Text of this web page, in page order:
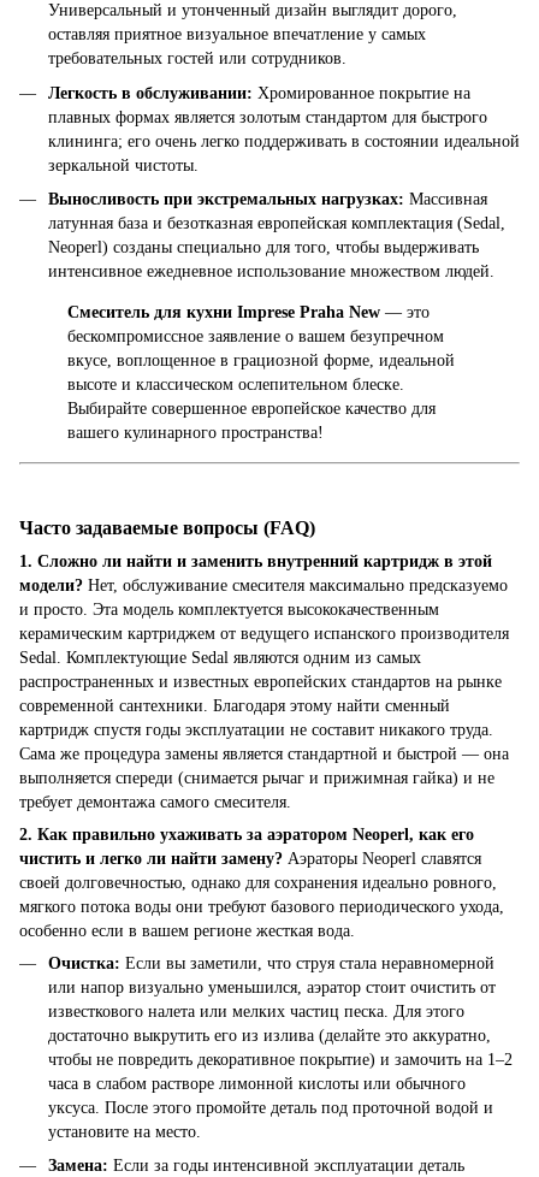
Универсальный и утонченный дизайн выглядит дорого,
оставляя приятное визуальное впечатление у самых
требовательных гостей или сотрудников.
Легкость в обслуживании: Хромированное покрытие на
плавных формах является золотым стандартом для быстрого
клининга; его очень легко поддерживать в состоянии идеальной
зеркальной чистоты.
Выносливость при экстремальных нагрузках: Массивная
латунная база и безотказная европейская комплектация (Sedal,
Neoperl) созданы специально для того, чтобы выдерживать
интенсивное ежедневное использование множеством людей.
Смеситель для кухни Imprese Praha New — это
бескомпромиссное заявление о вашем безупречном
вкусе, воплощенное в грациозной форме, идеальной
высоте и классическом ослепительном блеске.
Выбирайте совершенное европейское качество для
вашего кулинарного пространства!
Часто задаваемые вопросы (FAQ)
1. Сложно ли найти и заменить внутренний картридж в этой
модели? Нет, обслуживание смесителя максимально предсказуемо
и просто. Эта модель комплектуется высококачественным
керамическим картриджем от ведущего испанского производителя
Sedal. Комплектующие Sedal являются одним из самых
распространенных и известных европейских стандартов на рынке
современной сантехники. Благодаря этому найти сменный
картридж спустя годы эксплуатации не составит никакого труда.
Сама же процедура замены является стандартной и быстрой — она
выполняется спереди (снимается рычаг и прижимная гайка) и не
требует демонтажа самого смесителя.
2. Как правильно ухаживать за аэратором Neoperl, как его
чистить и легко ли найти замену? Аэраторы Neoperl славятся
своей долговечностью, однако для сохранения идеально ровного,
мягкого потока воды они требуют базового периодического ухода,
особенно если в вашем регионе жесткая вода.
Очистка: Если вы заметили, что струя стала неравномерной
или напор визуально уменьшился, аэратор стоит очистить от
известкового налета или мелких частиц песка. Для этого
достаточно выкрутить его из излива (делайте это аккуратно,
чтобы не повредить декоративное покрытие) и замочить на 1–2
часа в слабом растворе лимонной кислоты или обычного
уксуса. После этого промойте деталь под проточной водой и
установите на место.
Замена: Если за годы интенсивной эксплуатации деталь